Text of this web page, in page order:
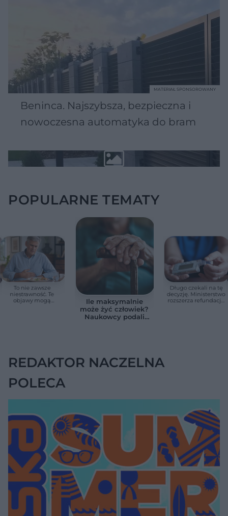
Beninca. Najszybsza, bezpieczna i
nowoczesna automatyka do bram
MATERIAŁ SPONSOROWANY
POPULARNE TEMATY
To nie zawsze
niestrawność. Te
objawy mogą
Ile maksymalnie
może żyć człowiek?
Naukowcy podali
Długo czekali na tę
decyzję. Ministerstwo
rozszerza refundację
REDAKTOR NACZELNA
POLECA